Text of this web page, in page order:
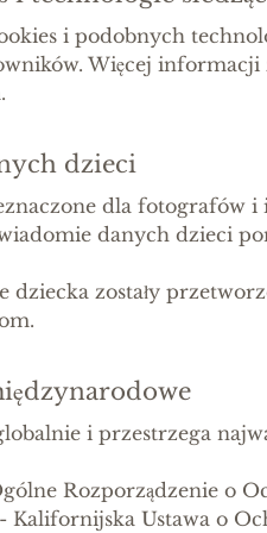
i podobnych
Więcej informacji
dzieci
dla fotografów
danych dzieci
dziecka zostały
i przestrzega
Rozporządzenie o
- Kalifornijska Ustawa o